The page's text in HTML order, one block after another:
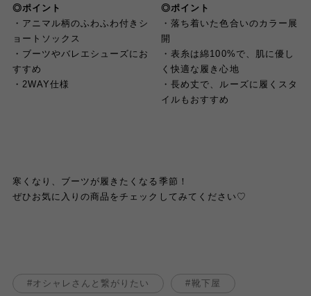
◎ポイント
・アニマル柄のふわふわ付きシ
ョートソックス
・ブーツやバレエシューズにお
すすめ
・2WAY仕様
◎ポイント
・落ち着いた色合いのカラー展
開
・表糸は綿100%で、肌に優し
く快適な履き心地
・長め丈で、ルーズに履くスタ
イルもおすすめ
寒くなり、ブーツが履きたくなる季節！
ぜひお気に入りの商品をチェックしてみてください♡
オシャレさんと繋がりたい 靴下屋